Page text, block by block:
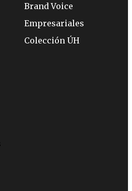
Brand Voice
Empresariales
Colección ÚH